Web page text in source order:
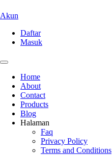
Akun
Daftar
Masuk
Home
About
Contact
Products
Blog
Halaman
Faq
Privacy Policy
Terms and Conditions